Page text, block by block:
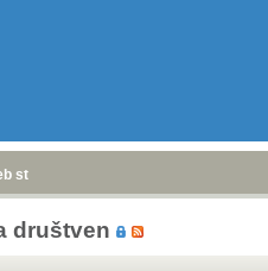
stranica
društven